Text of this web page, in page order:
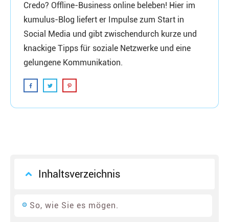
Credo? Offline-Business online beleben! Hier im
kumulus-Blog liefert er Impulse zum Start in
Social Media und gibt zwischendurch kurze und
knackige Tipps für soziale Netzwerke und eine
gelungene Kommunikation.
Inhaltsverzeichnis
So, wie Sie es mögen.